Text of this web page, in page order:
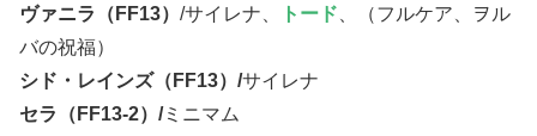
ヴァニラ（FF13） /サイレナ、 トード 、（フルケア、ヲル
バの祝福）
シド・レインズ（FF13）/サイレナ
セラ（FF13-2）/ミニマム